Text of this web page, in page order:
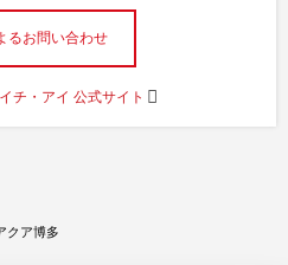
るお問い合わせ
チ・アイ 公式サイト
クア博多